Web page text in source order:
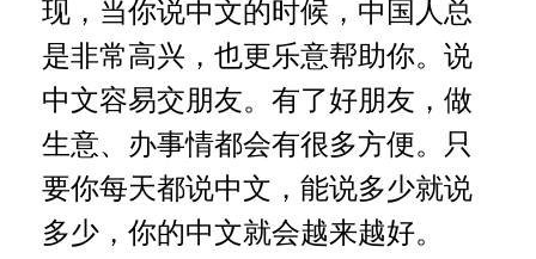
n
h
现，当你说中文的时候，中国人总
是非常高兴，也更乐意帮助你。说
中文容易交朋友。有了好朋友，做
生意、办事情都会有很多方便。只
要你每天都说中文，能说多少就说
多少，你的中文就会越来越好。